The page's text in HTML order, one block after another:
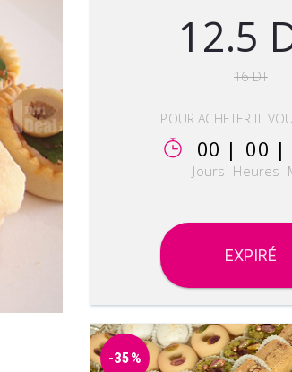
12.5
16 DT
POUR ACHETER IL
00 | 00 |
Jours Heures
EXPIRÉ
-35%